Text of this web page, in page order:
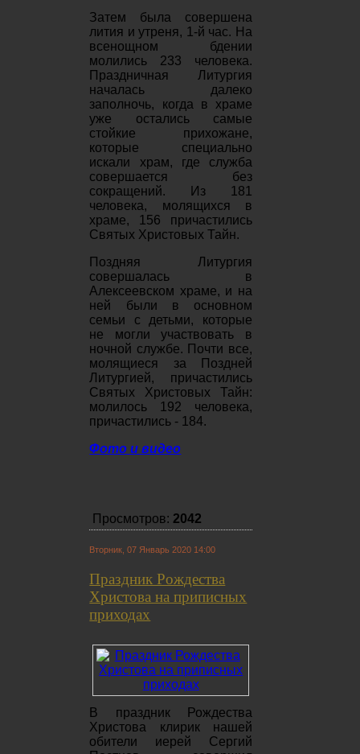
Затем была совершена
лития и утреня, 1-й час. На
всенощном бдении
молились 233 человека.
Праздничная Литургия
началась далеко
заполночь, когда в храме
уже остались самые
стойкие прихожане,
которые специально
искали храм, где служба
совершается без
сокращений. Из 181
человека, молящихся в
храме, 156 причастились
Святых Христовых Тайн.
Поздняя Литургия
совершалась в
Алексеевском храме, и на
ней были в основном
семьи с детьми, которые
не могли участвовать в
ночной службе. Почти все,
молящиеся за Поздней
Литургией, причастились
Святых Христовых Тайн:
молилось 192 человека,
причастились - 184.
Фото и видео
Просмотров: 2042
Вторник, 07 Январь 2020 14:00
Праздник Рождества
Христова на приписных
приходах
В праздник Рождества
Христова клирик нашей
обители иерей Сергий